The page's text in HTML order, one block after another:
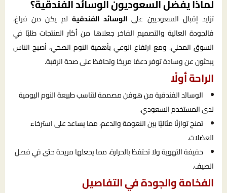
لماذا يفضل السعوديون الوسائد الفندقية؟
تزايد إقبال السعوديين على الوسائد الفندقية لم يكن من فراغ،
فالجودة العالية والتصميم الفاخر جعلاها من أكثر المنتجات طلبًا في
السوق المحلي. ومع ارتفاع الوعي بأهمية النوم الصحي، أصبح الناس
يبحثون عن وسادة توفر دعمًا مريحًا وتحافظ على صحة الرقبة.
الراحة أولًا
الوسائد الفندقية من هوفن مصممة لتناسب طبيعة النوم اليومية
لدى المستخدم السعودي.
تمنح توازنًا مثاليًا بين النعومة والدعم، مما يساعد على استرخاء
العضلات.
خفيفة التهوية ولا تحتفظ بالحرارة، مما يجعلها مريحة حتى في فصل
الصيف.
الفخامة والجودة في التفاصيل